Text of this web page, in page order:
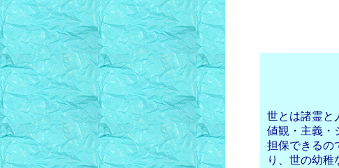
世とは諸霊と
値観・主義・
担保できるの
り、世の幼稚